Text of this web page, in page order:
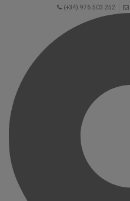
(+34) 976 503 252